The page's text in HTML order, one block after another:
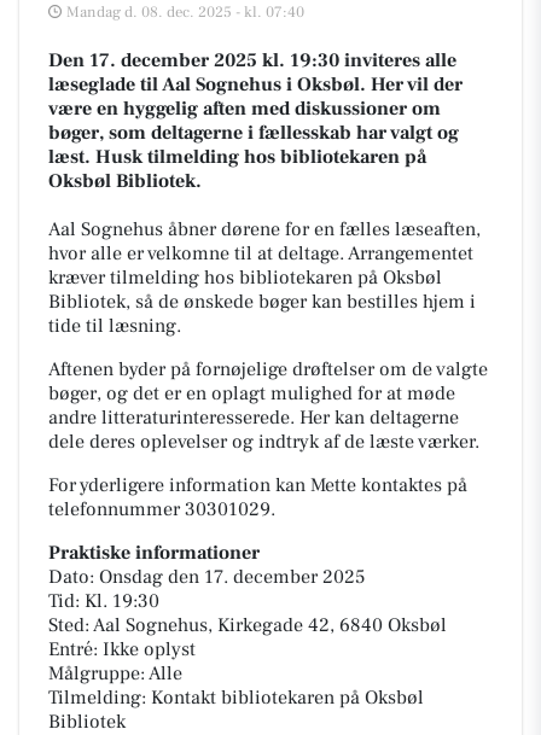
Mandag d. 08. dec. 2025 - kl. 07:40
Den 17. december 2025 kl. 19:30 inviteres alle
læseglade til Aal Sognehus i Oksbøl. Her vil der
være en hyggelig aften med diskussioner om
bøger, som deltagerne i fællesskab har valgt og
læst. Husk tilmelding hos bibliotekaren på
Oksbøl Bibliotek.
Aal Sognehus åbner dørene for en fælles læseaften,
hvor alle er velkomne til at deltage. Arrangementet
kræver tilmelding hos bibliotekaren på Oksbøl
Bibliotek, så de ønskede bøger kan bestilles hjem i
tide til læsning.
Aftenen byder på fornøjelige drøftelser om de valgte
bøger, og det er en oplagt mulighed for at møde
andre litteraturinteresserede. Her kan deltagerne
dele deres oplevelser og indtryk af de læste værker.
For yderligere information kan Mette kontaktes på
telefonnummer 30301029.
Praktiske informationer
Dato: Onsdag den 17. december 2025
Tid: Kl. 19:30
Sted: Aal Sognehus, Kirkegade 42, 6840 Oksbøl
Entré: Ikke oplyst
Målgruppe: Alle
Tilmelding: Kontakt bibliotekaren på Oksbøl
Bibliotek